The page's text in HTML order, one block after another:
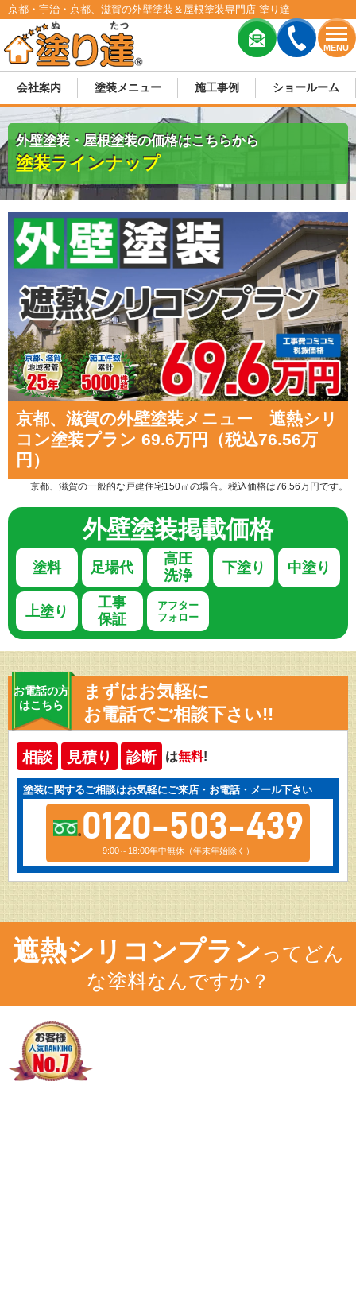
MENU
京都・宇治・京都、滋賀の外壁塗装＆屋根塗装専門店 塗り達
会社案内 塗装メニュー 施工事例 ショールーム
外壁塗装・屋根塗装の価格はこちらから
塗装ラインナップ
京都、滋賀の外壁塗装メニュー 遮熱シリ
コン塗装プラン 69.6万円（税込76.56万
円）
京都、滋賀の一般的な戸建住宅150㎡の場合。税込価格は76.56万円です。
外壁塗装掲載価格
塗料 足場代
高圧
洗浄
下塗り 中塗り
上塗り
工事
保証
アフター
フォロー
お電話の方
はこちら
まずはお気軽に
お電話でご相談下さい!!
相談 見積り 診断 は無料!
塗装に関するご相談はお気軽にご来店・お電話・メール下さい
0120-503-439
9:00～18:00年中無休（年末年始除く）
遮熱シリコンプランってどん
な塗料なんですか？